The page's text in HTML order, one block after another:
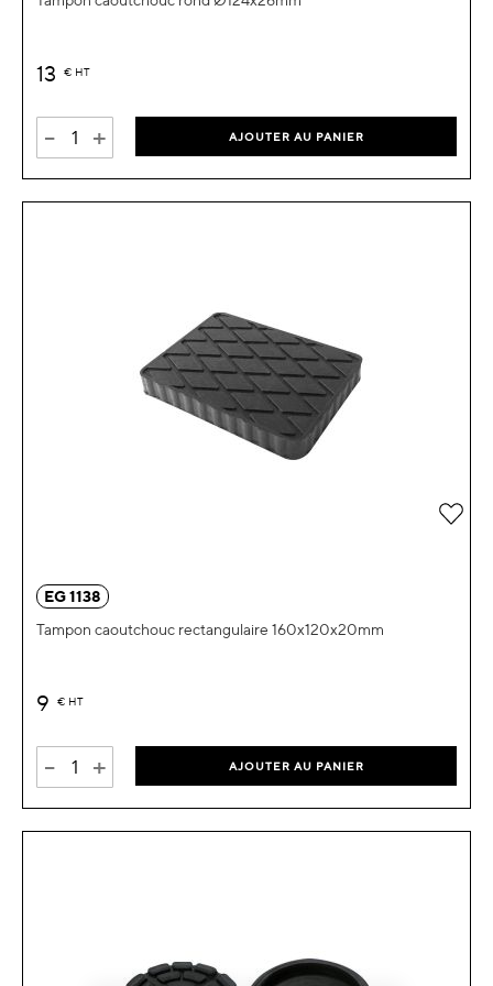
13 € HT
- + AJOUTER AU PANIER
EG 1138
Tampon caoutchouc rectangulaire 160x120x20mm
9 € HT
- + AJOUTER AU PANIER